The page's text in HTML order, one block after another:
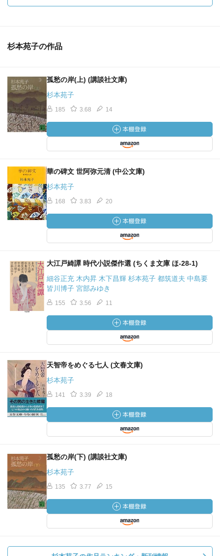
杉本苑子の作品
孤愁の岸(上) (講談社文庫)
杉本苑子
185 3.68 14
華の碑文 世阿弥元清 (中公文庫)
杉本苑子
168 3.83 20
大江戸綺譚 時代小説傑作選 (ちくま文庫 ほ-28-1)
細谷正充 木内昇 木下昌輝 杉本苑子 都筑道夫 中島要
皆川博子 宮部みゆき
155 3.56 11
天智帝をめぐる七人 (文春文庫)
杉本苑子
141 3.39 18
孤愁の岸(下) (講談社文庫)
杉本苑子
135 3.77 15